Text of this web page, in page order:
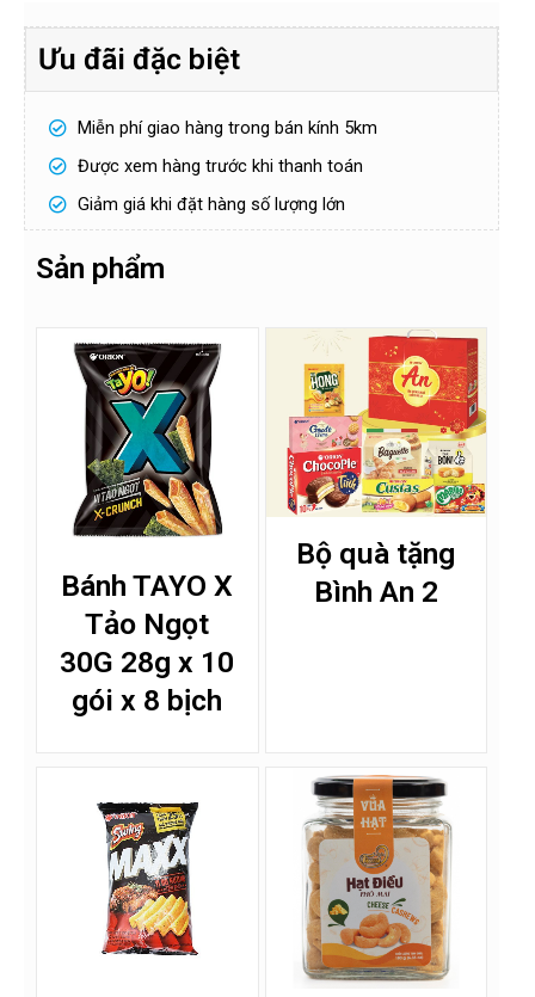
Ưu đãi đặc biệt
Miễn phí giao hàng trong bán kính 5km
Được xem hàng trước khi thanh toán
Giảm giá khi đặt hàng số lượng lớn
Sản phẩm
Bánh TAYO X
Tảo Ngọt
30G 28g x 10
gói x 8 bịch
Bộ quà tặng
Bình An 2
ọ
à
n
S
đ
ệ
!